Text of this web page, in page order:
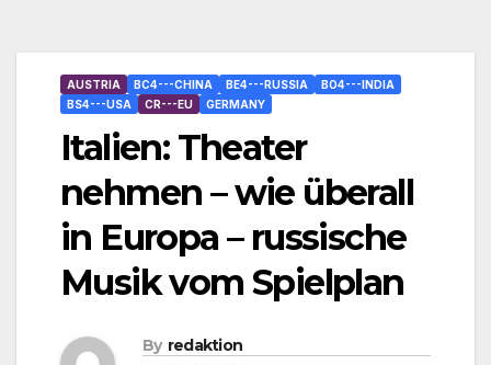
AUSTRIA BC4---CHINA BE4---RUSSIA
BO4---INDIA
BS4---USA
CR---EU GERMANY
Italien: Theater
nehmen – wie überall
in Europa – russische
Musik vom Spielplan
By redaktion